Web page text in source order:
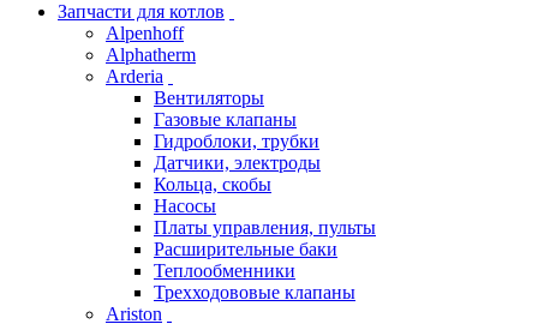
Запчасти для котлов
Alpenhoff
Alphatherm
Arderia
Вентиляторы
Газовые клапаны
Гидроблоки, трубки
Датчики, электроды
Кольца, скобы
Насосы
Платы управления, пульты
Расширительные баки
Теплообменники
Трехходововые клапаны
Ariston